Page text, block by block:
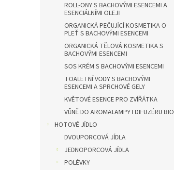
ROLL-ONY S BACHOVÝMI ESENCEMI A
ESENCIÁLNÍMI OLEJI
ORGANICKÁ PEČUJÍCÍ KOSMETIKA O
PLEŤ S BACHOVÝMI ESENCEMI
ORGANICKÁ TĚLOVÁ KOSMETIKA S
BACHOVÝMI ESENCEMI
SOS KRÉM S BACHOVÝMI ESENCEMI
TOALETNÍ VODY S BACHOVÝMI
ESENCEMI A SPRCHOVÉ GELY
KVĚTOVÉ ESENCE PRO ZVÍŘÁTKA
VŮNĚ DO AROMALAMPY I DIFUZÉRU BIO
HOTOVÉ JÍDLO
DVOUPORCOVÁ JÍDLA
JEDNOPORCOVÁ JÍDLA
POLÉVKY